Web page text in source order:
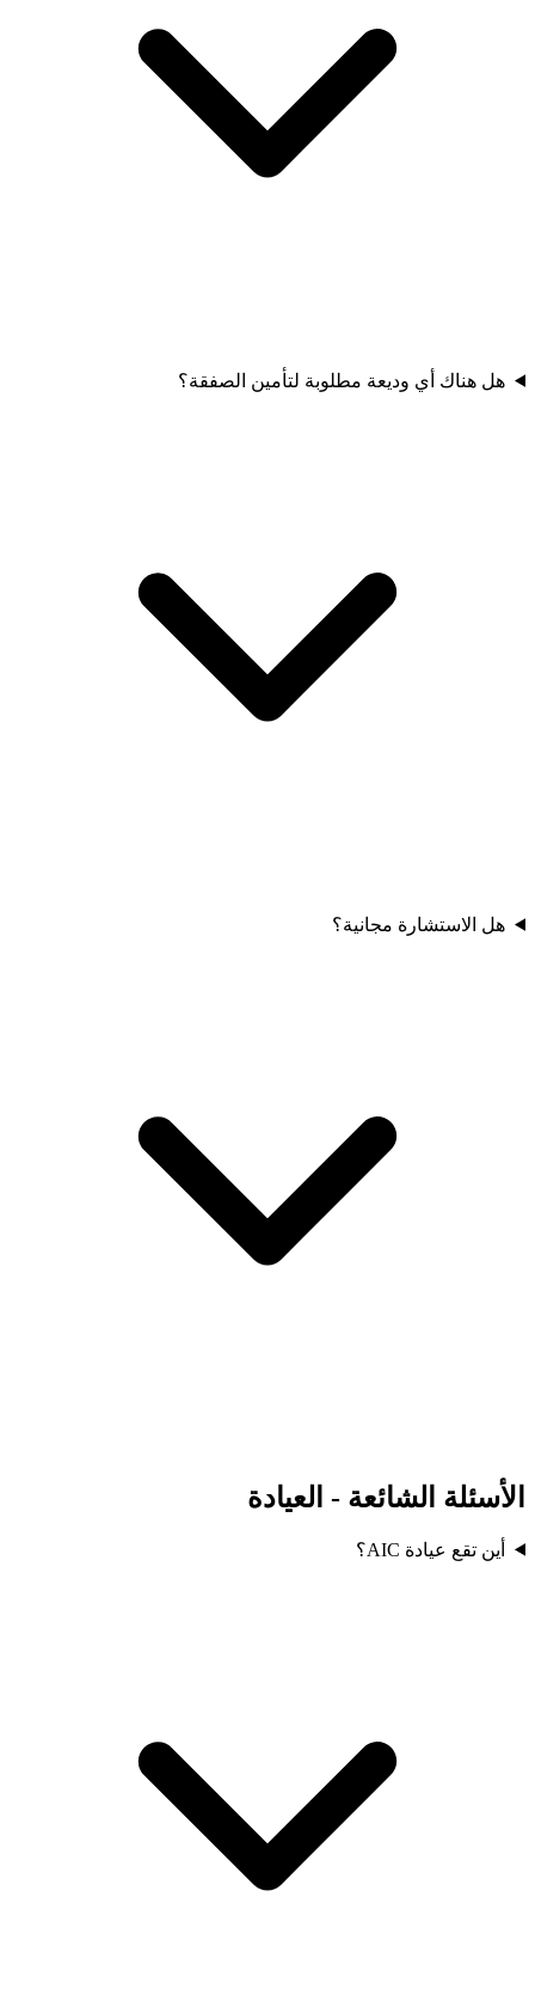
هل هناك أي وديعة مطلوبة لتأمين الصفقة؟
هل الاستشارة مجانية؟
الأسئلة الشائعة - العيادة
أين تقع عيادة AIC؟